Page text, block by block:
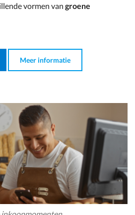
vormen van groene
Meer informatie